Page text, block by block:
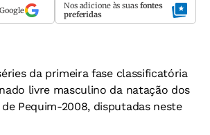
Nos adicione às suas fontes
preferidas
da primeira fase classificatória
livre masculino da natação dos
Pequim-2008, disputadas neste